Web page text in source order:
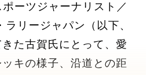
ーツジャーナリスト／
リージャパン（以下、
た古賀氏にとって、愛
キの様子、沿道との距